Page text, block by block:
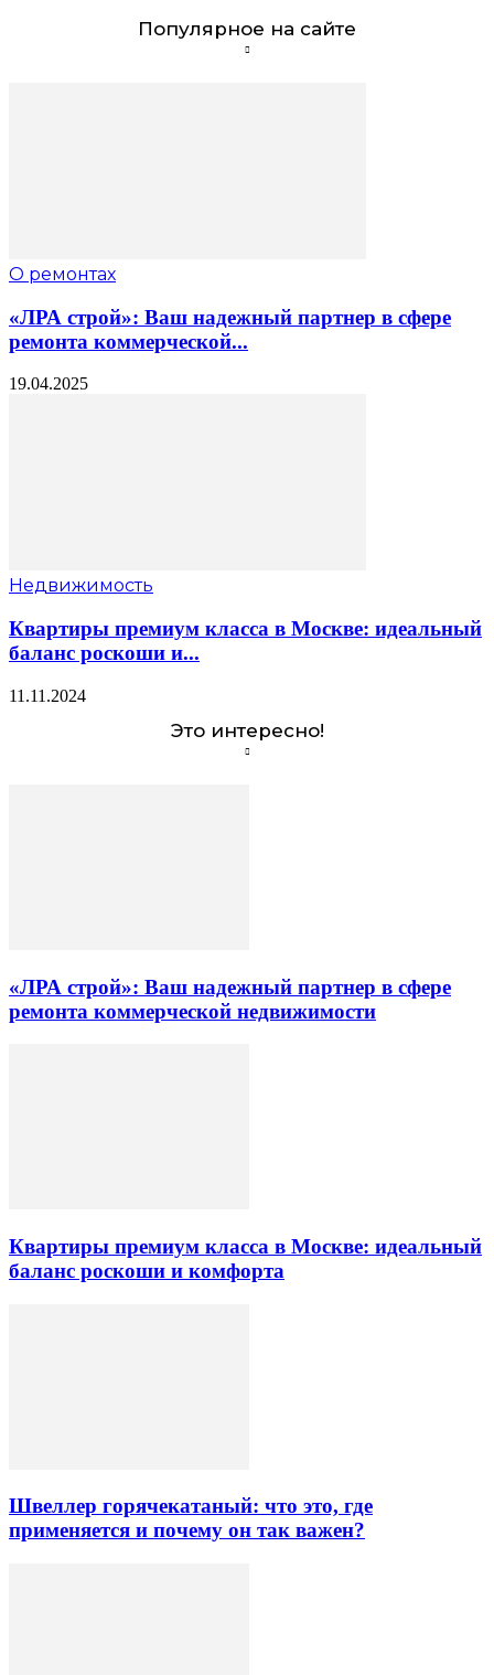
Популярное на сайте
О ремонтах
«ЛРА строй»: Ваш надежный партнер в сфере
ремонта коммерческой...
19.04.2025
Недвижимость
Квартиры премиум класса в Москве: идеальный
баланс роскоши и...
11.11.2024
Это интересно!
«ЛРА строй»: Ваш надежный партнер в сфере
ремонта коммерческой недвижимости
Квартиры премиум класса в Москве: идеальный
баланс роскоши и комфорта
Швеллер горячекатаный: что это, где
применяется и почему он так важен?